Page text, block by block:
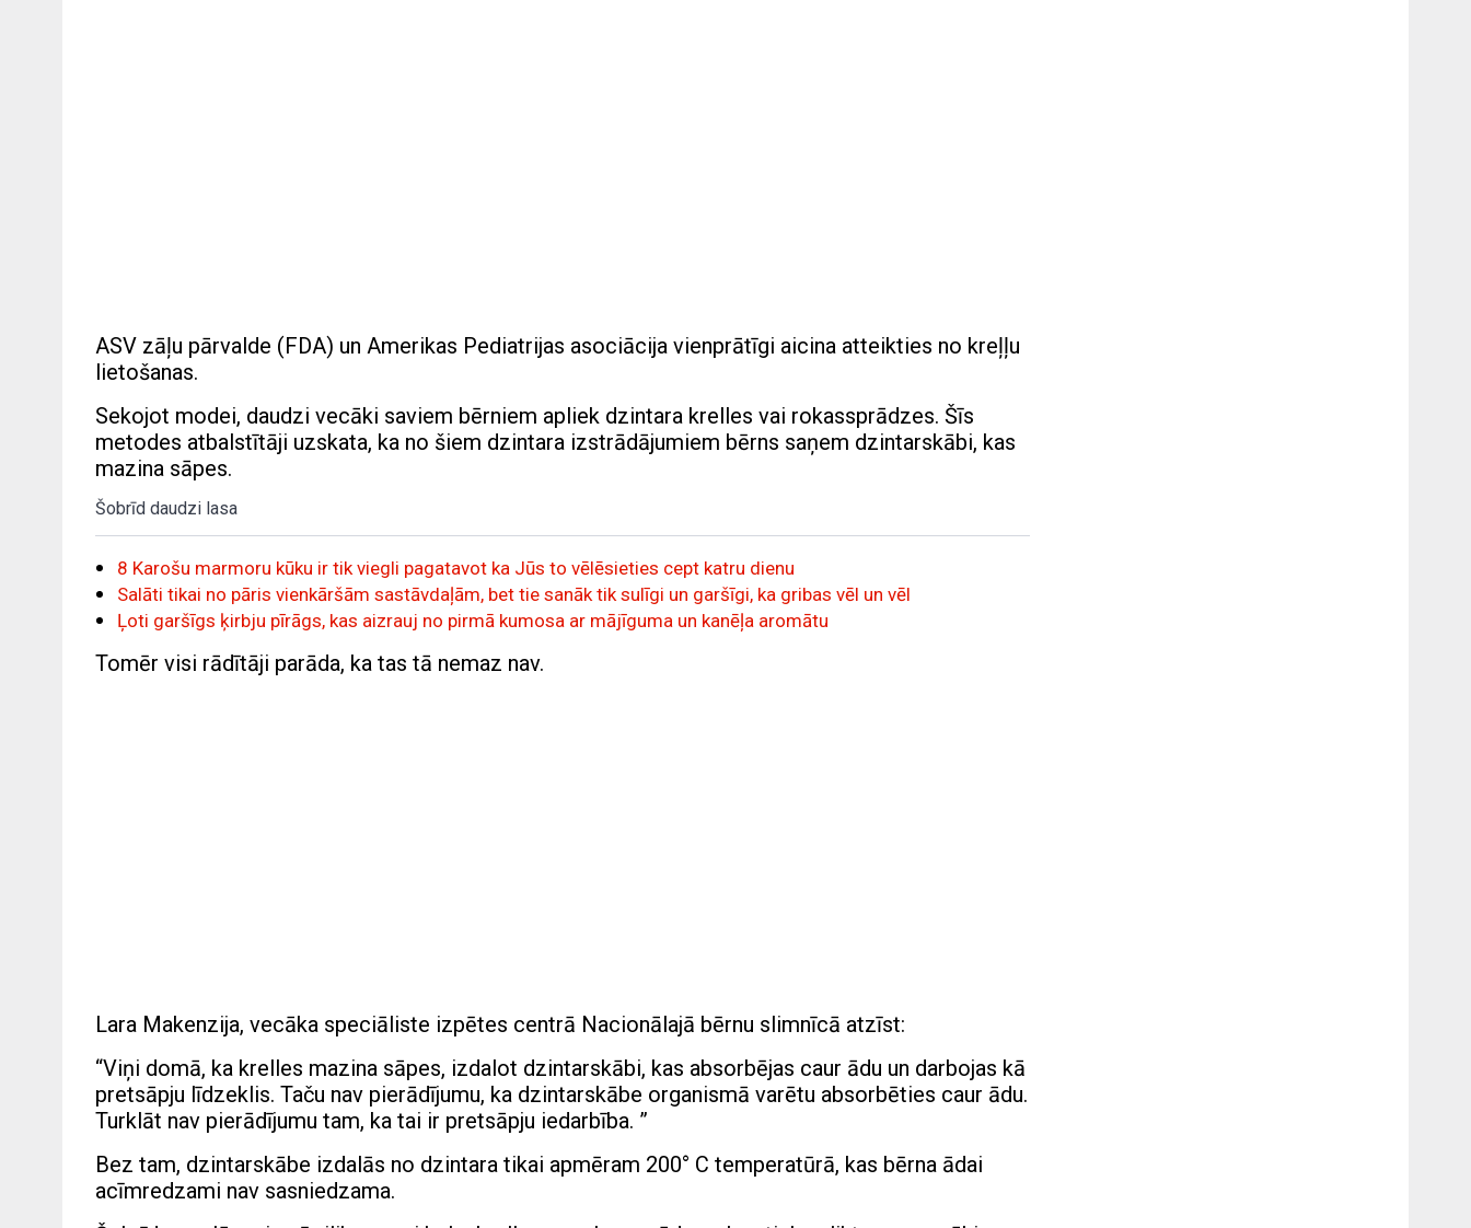
ASV zāļu pārvalde (FDA) un Amerikas Pediatrijas asociācija vienprātīgi aicina atteikties no kreļļu
lietošanas.
Sekojot modei, daudzi vecāki saviem bērniem apliek dzintara krelles vai rokassprādzes. Šīs
metodes atbalstītāji uzskata, ka no šiem dzintara izstrādājumiem bērns saņem dzintarskābi, kas
mazina sāpes.
Šobrīd daudzi lasa
8 Karošu marmoru kūku ir tik viegli pagatavot ka Jūs to vēlēsieties cept katru dienu
Salāti tikai no pāris vienkāršām sastāvdaļām, bet tie sanāk tik sulīgi un garšīgi, ka gribas vēl un vēl
Ļoti garšīgs ķirbju pīrāgs, kas aizrauj no pirmā kumosa ar mājīguma un kanēļa aromātu
Tomēr visi rādītāji parāda, ka tas tā nemaz nav.
Lara Makenzija, vecāka speciāliste izpētes centrā Nacionālajā bērnu slimnīcā atzīst:
“Viņi domā, ka krelles mazina sāpes, izdalot dzintarskābi, kas absorbējas caur ādu un darbojas kā
pretsāpju līdzeklis. Taču nav pierādījumu, ka dzintarskābe organismā varētu absorbēties caur ādu.
Turklāt nav pierādījumu tam, ka tai ir pretsāpju iedarbība. ”
Bez tam, dzintarskābe izdalās no dzintara tikai apmēram 200° C temperatūrā, kas bērna ādai
acīmredzami nav sasniedzama.